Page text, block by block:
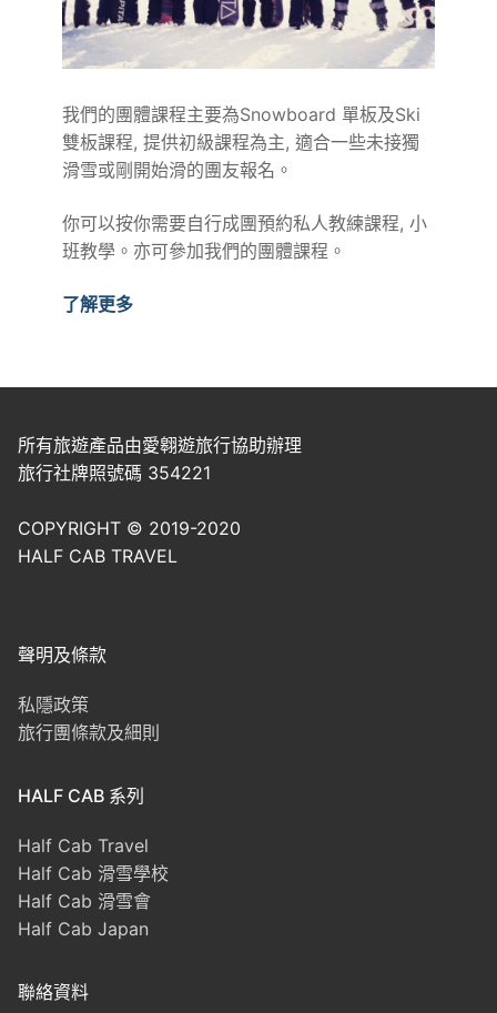
我們的團體課程主要為Snowboard 單板及Ski
雙板課程, 提供初級課程為主, 適合一些未接獨
滑雪或剛開始滑的團友報名。
你可以按你需要自行成團預約私人教練課程, 小
班教學。亦可參加我們的團體課程。
了解更多
所有旅遊產品由愛翱遊旅行協助辦理
旅行社牌照號碼 354221
COPYRIGHT © 2019-2020
HALF CAB TRAVEL
聲明及條款
私隱政策
旅行團條款及細則
HALF CAB 系列
Half Cab Travel
Half Cab 滑雪學校
Half Cab 滑雪會
Half Cab Japan
聯絡資料